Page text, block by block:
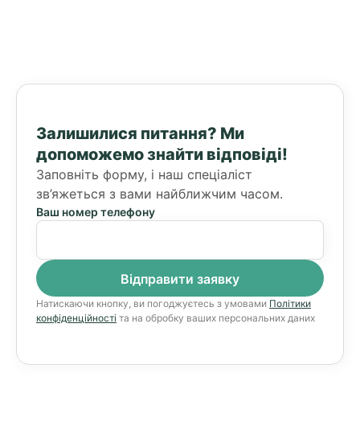
Залишилися питання? Ми
допоможемо знайти відповіді!
Заповніть форму, і наш спеціаліст
зв’яжеться з вами найближчим часом.
Ваш номер телефону
Натискаючи кнопку, ви погоджуєтесь з умовами Політики
конфіденційності та на обробку ваших персональних даних